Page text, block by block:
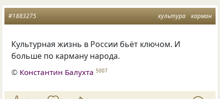
культура карман
#1883275
Культурная жизнь в России бьёт ключом. И
больше по карману народа.
© Константин Балухта 5007